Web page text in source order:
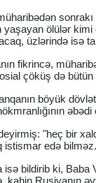
ölülər
üzlərində isə
fikrincə,
çöküş də bütün
böyük
əbədi
"heç bir
istismar edə
isə bildirib ki,
kahin Rusiyanın